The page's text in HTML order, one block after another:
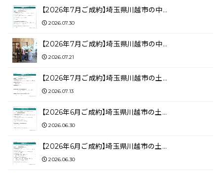
【2026年7月ご成約】埼玉県川越市の中…
2026.07.30
【2026年7月ご成約】埼玉県川越市の中…
2026.07.21
【2026年7月ご成約】埼玉県川越市の土…
2026.07.13
【2026年6月ご成約】埼玉県川越市の土…
2026.06.30
【2026年6月ご成約】埼玉県川越市の土…
2026.06.30